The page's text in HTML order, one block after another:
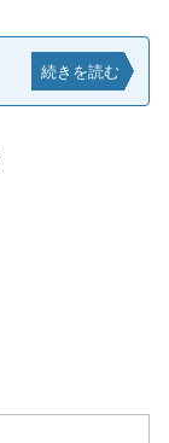
続きを読む